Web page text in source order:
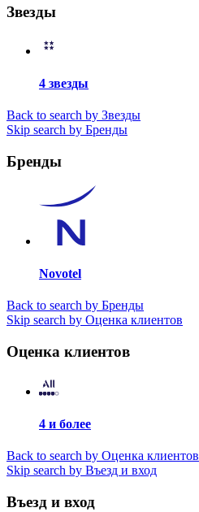
Звезды
4 звезды
Back to search by Звезды
Skip search by Бренды
Бренды
Novotel
Back to search by Бренды
Skip search by Оценка клиентов
Оценка клиентов
4 и более
Back to search by Оценка клиентов
Skip search by Въезд и вход
Въезд и вход